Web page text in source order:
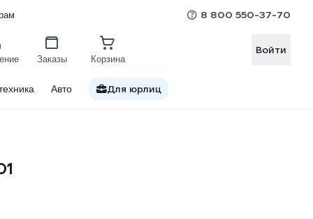
8 800 550-37-70
Заказы Корзина
Войти
Авто Для юрлиц